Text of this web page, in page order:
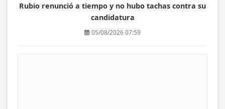
Rubio renunció a tiempo y no hubo tachas contra su
candidatura
05/08/2026 07:59